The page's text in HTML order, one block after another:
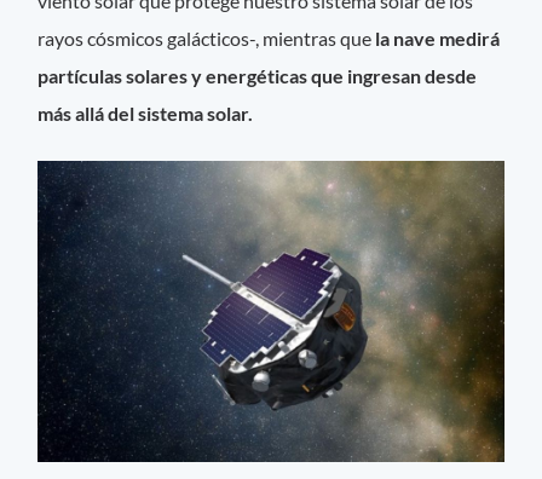
rayos cósmicos galácticos-, mientras que la nave medirá
partículas solares y energéticas que ingresan desde
más allá del sistema solar.